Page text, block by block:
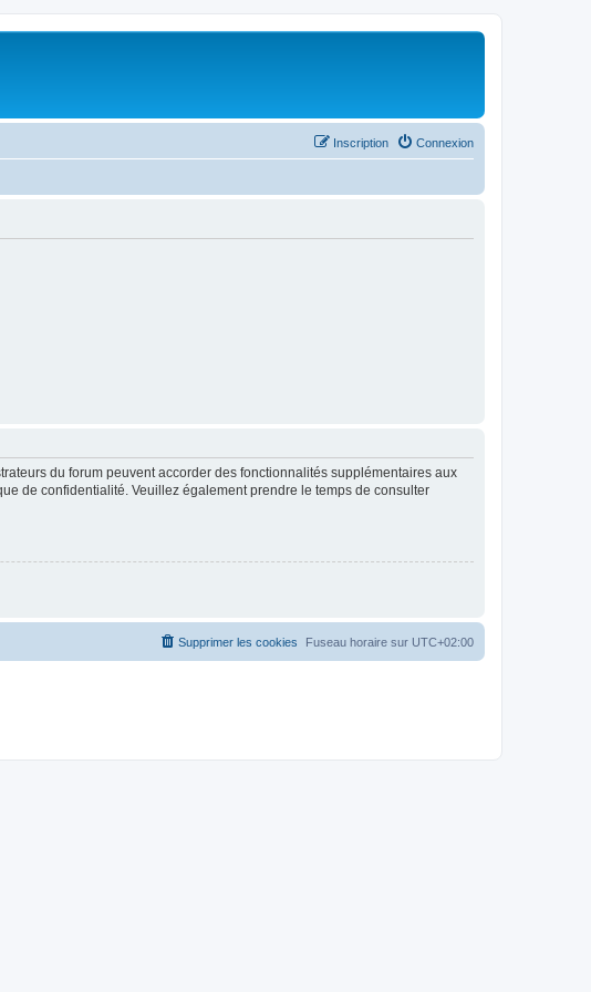
Connexion
Inscription
du forum peuvent accorder des fonctionnalités supplémentaires aux
de confidentialité. Veuillez également prendre le temps de consulter
Fuseau horaire sur UTC+02:00
Supprimer les cookies